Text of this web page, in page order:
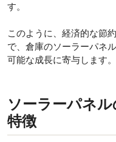
す。
このように、経済的な節
で、倉庫のソーラーパネ
可能な成長に寄与します。
ソーラーパネ
特徴